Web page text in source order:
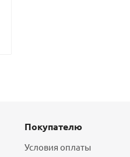
Покупателю
Условия оплаты